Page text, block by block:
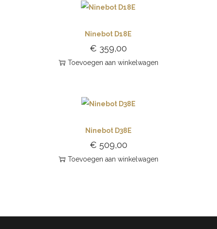
Ninebot D18E
€ 359,00
Toevoegen aan winkelwagen
Ninebot D38E
€ 509,00
Toevoegen aan winkelwagen